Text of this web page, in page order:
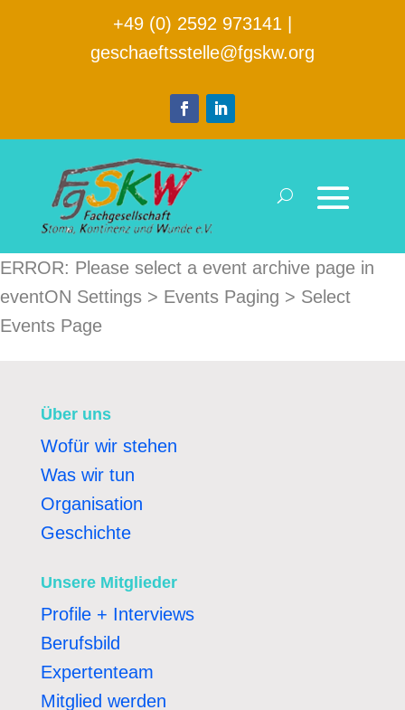
+49 (0) 2592 973141
geschaeftsstelle@fgskw.org
ERROR: Please select a event archive page in
eventON Settings > Events Paging > Select
Events Page
Über uns
Wofür wir stehen
Was wir tun
Organisation
Geschichte
Unsere Mitglieder
Profile + Interviews
Berufsbild
Expertenteam
Mitglied werden